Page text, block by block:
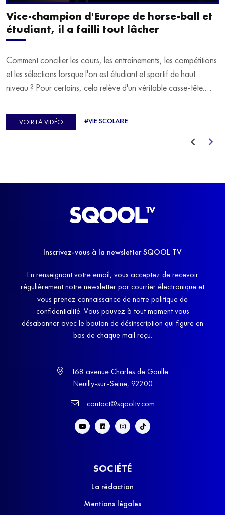
Vice-champion d'Europe de horse-ball et
étudiant, il a failli tout lâcher
Comment concilier les cours, les entraînements, les compétitions
et les sélections lorsque l'on est étudiant et sportif de haut
niveau ? Pour certains, cela relève d'un véritable casse-tête.
d'Europe de Horse-ball, qui a failli abandonner ses études
avant de trouver un nouvel équilibre.
VOIR LA VIDÉO #VIE SCOLAIRE
Inscrivez-vous à la newsletter SQOOL TV
En renseignant votre email, vous acceptez de recevoir
régulièrement notre newsletter par courrier électronique et
vous prenez connaissance de notre politique de
confidentialité. Vous pouvez à tout moment vous
désabonner avec le bouton de désinscription qui figure en
bas de chaque mail reçu.
168 avenue Charles de Gaulle
Neuilly-sur-Seine, 92200
contact@sqooltv.com
SOCIÉTÉ
La rédaction
Mentions légales